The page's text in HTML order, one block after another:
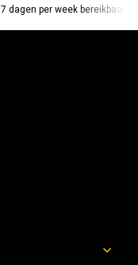
7 dagen per week bereikbaar